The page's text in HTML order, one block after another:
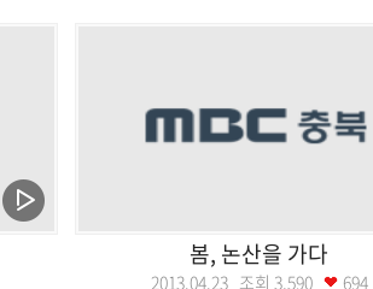
봄, 논산을 가다
2013.04.23 조회 3,590 694